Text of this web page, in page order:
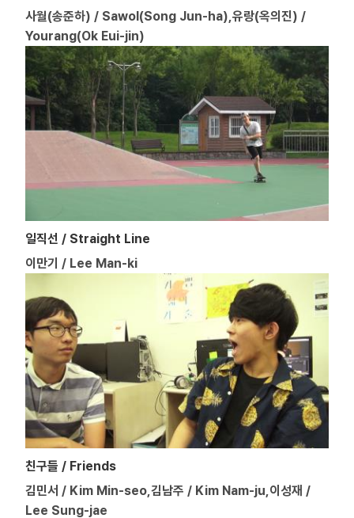
사월(송준하) / Sawol(Song Jun-ha),유랑(옥의진) /
Yourang(Ok Eui-jin)
일직선 / Straight Line
이만기 / Lee Man-ki
친구들 / Friends
김민서 / Kim Min-seo,김남주 / Kim Nam-ju,이성재 /
Lee Sung-jae